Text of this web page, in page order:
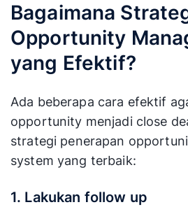
Bagaimana
Opportunity
yang Efektif?
Ada beberapa cara efektif
opportunity menjadi close
strategi penerapan
system yang terbaik:
1. Lakukan follow up